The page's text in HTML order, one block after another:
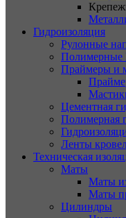
Гидроизоляция
Рулонные
Праймеры и
Цементная
Полимерная
Ленты
Техническая
Маты
Маты
Маты
Цилиндры